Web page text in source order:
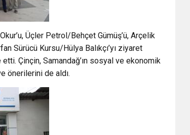
Üçler Petrol/Behçet Gümüş’ü, Arçelik
Sürücü Kursu/Hülya Balıkçı’yı ziyaret
Çinçin, Samandağ’ın sosyal ve ekonomik
önerilerini de aldı.